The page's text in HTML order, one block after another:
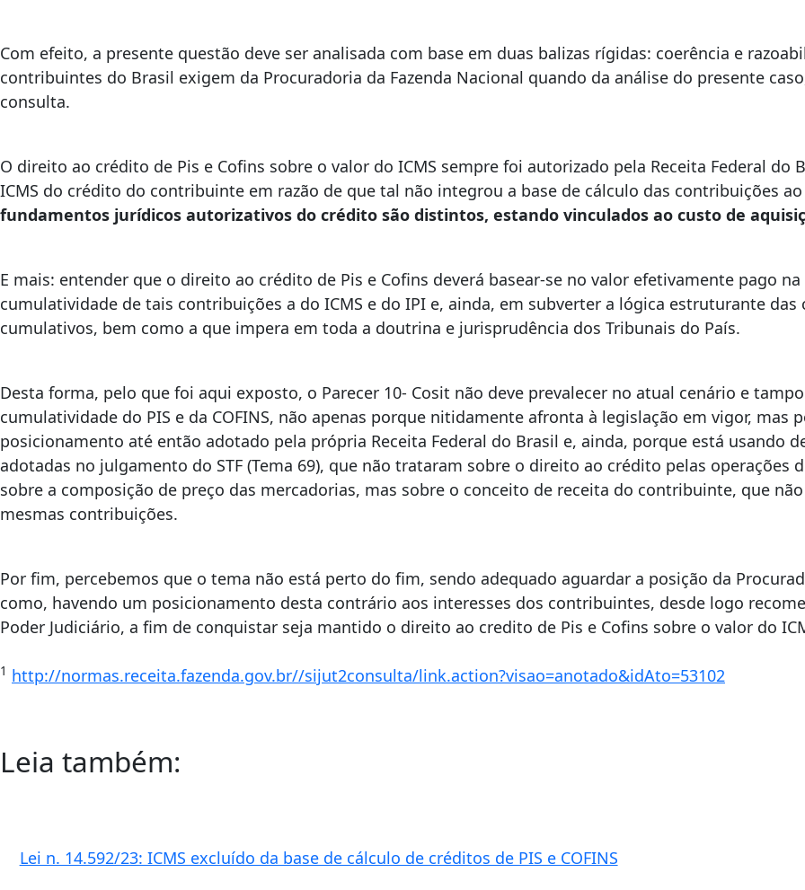
Com efeito, a presente questão deve ser analisada com base em duas balizas rígidas: coerência e
contribuintes do Brasil exigem da Procuradoria da Fazenda Nacional quando da análise do presente
consulta.
O direito ao crédito de Pis e Cofins sobre o valor do ICMS sempre foi autorizado pela Receita Federal do
ICMS do crédito do contribuinte em razão de que tal não integrou a base de cálculo das contribuições
fundamentos jurídicos autorizativos do crédito são distintos, estando vinculados ao custo de
E mais: entender que o direito ao crédito de Pis e Cofins deverá basear-se no valor efetivamente pago
cumulatividade de tais contribuições a do ICMS e do IPI e, ainda, em subverter a lógica estruturante das
cumulativos, bem como a que impera em toda a doutrina e jurisprudência dos Tribunais do País.
Desta forma, pelo que foi aqui exposto, o Parecer 10- Cosit não deve prevalecer no atual cenário e
cumulatividade do PIS e da COFINS, não apenas porque nitidamente afronta à legislação em vigor, mas
posicionamento até então adotado pela própria Receita Federal do Brasil e, ainda, porque está usando
adotadas no julgamento do STF (Tema 69), que não trataram sobre o direito ao crédito pelas operações
sobre a composição de preço das mercadorias, mas sobre o conceito de receita do contribuinte, que
mesmas contribuições.
Por fim, percebemos que o tema não está perto do fim, sendo adequado aguardar a posição da
como, havendo um posicionamento desta contrário aos interesses dos contribuintes, desde logo
Poder Judiciário, a fim de conquistar seja mantido o direito ao credito de Pis e Cofins sobre o valor do
1 http://normas.receita.fazenda.gov.br//sijut2consulta/link.action?visao=anotado&idAto=53102
Leia também:
Lei n. 14.592/23: ICMS excluído da base de cálculo de créditos de PIS e COFINS